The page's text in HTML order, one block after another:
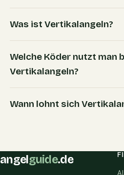
Was ist Vertikalangeln?
Welche Köder nutzt man
Vertikalangeln?
Wann lohnt sich
angel guide.de